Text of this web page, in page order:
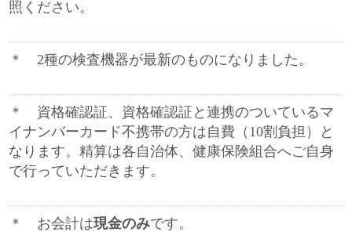
照ください。
＊ 2種の検査機器が最新のものになりました。
＊ 資格確認証、資格確認証と連携のついているマ
イナンバーカード不携帯の方は自費（10割負担）と
なります。精算は各自治体、健康保険組合へご自身
で行っていただきます。
＊ お会計は現金のみです。